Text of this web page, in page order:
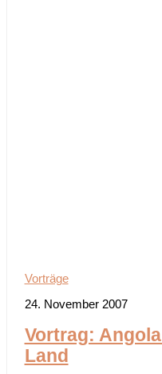
Vorträge
24. November 2007
Vortrag:
Land